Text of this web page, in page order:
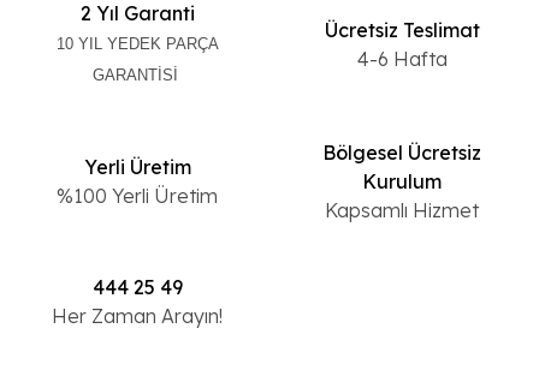
2 Yıl Garanti
10 YIL YEDEK PARÇA
GARANTİSİ
Ücretsiz Teslimat
4-6 Hafta
Yerli Üretim
%100 Yerli Üretim
Bölgesel Ücretsiz
Kurulum
Kapsamlı Hizmet
444 25 49
Her Zaman Arayın!